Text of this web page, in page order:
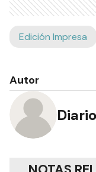
Edición Impresa
Autor